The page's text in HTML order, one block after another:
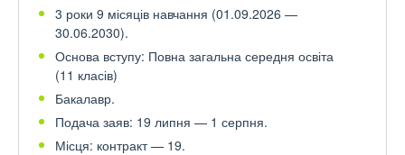
3 роки 9 місяців навчання (01.09.2026 —
30.06.2030).
Основа вступу: Повна загальна середня освіта
(11 класів)
Бакалавр.
Подача заяв: 19 липня — 1 серпня.
Місця: контракт — 19.